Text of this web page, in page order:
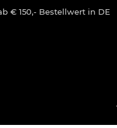
€ 150,- Bestellwert in DE